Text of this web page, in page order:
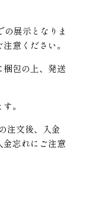
の展示となりま
意ください。
梱包の上、発送
。
注文後、入金
金忘れにご注意